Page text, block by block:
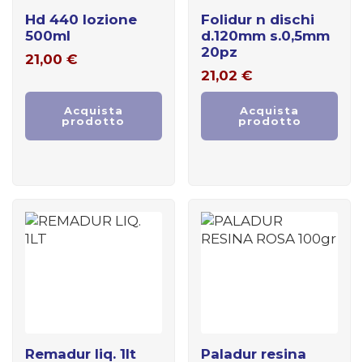
hd 440 lozione
500ml
21,00 €
Acquista
prodotto
folidur n dischi
d.120mm s.0,5mm
20pz
21,02 €
Acquista
prodotto
remadur liq. 1lt paladur resina